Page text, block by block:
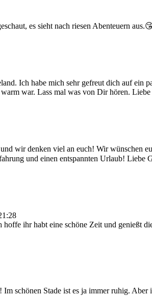
es sieht nach riesen Abenteuern
Ich habe mich sehr gefreut dich auf ein
war. Lass mal was von Dir hören.
wir denken viel an euch! Wir wünschen
und einen entspannten Urlaub!
ihr habt eine schöne Zeit und genießt
schönen Stade ist es ja immer ruhig.